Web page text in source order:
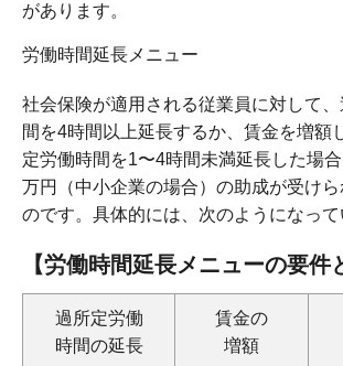
があります。
労働時間延長メニュー
社会保険が適用される従業員に対して
間を4時間以上延長するか、賃金を増額
定労働時間を1〜4時間未満延長した場
万円（中小企業の場合）の助成が受け
のです。具体的には、次のようになって
【労働時間延長メニューの要件
過所定労働
時間の延長
賃金の
増額